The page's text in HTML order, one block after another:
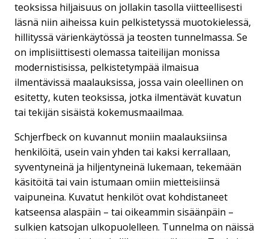
teoksissa hiljaisuus on jollakin tasolla viitteellisesti
läsnä niin aiheissa kuin pelkistetyssä muotokielessä,
hillityssä värienkäytössä ja teosten tunnelmassa. Se
on implisiittisesti olemassa taiteilijan monissa
modernistisissa, pelkistetympää ilmaisua
ilmentävissä maalauksissa, jossa vain oleellinen on
esitetty, kuten teoksissa, jotka ilmentävät kuvatun
tai tekijän sisäistä kokemusmaailmaa.
Schjerfbeck on kuvannut moniin maalauksiinsa
henkilöitä, usein vain yhden tai kaksi kerrallaan,
syventyneinä ja hiljentyneinä lukemaan, tekemään
käsitöitä tai vain istumaan omiin mietteisiinsä
vaipuneina. Kuvatut henkilöt ovat kohdistaneet
katseensa alaspäin – tai oikeammin sisäänpäin –
sulkien katsojan ulkopuolelleen. Tunnelma on näissä